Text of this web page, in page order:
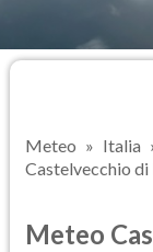
Meteo Italia
Castelvecchio di
Meteo